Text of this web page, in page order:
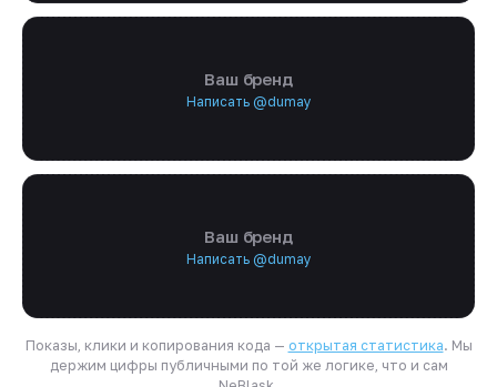
Ваш бренд
Написать @dumay
Ваш бренд
Написать @dumay
Показы, клики и копирования кода — открытая статистика. Мы
держим цифры публичными по той же логике, что и сам